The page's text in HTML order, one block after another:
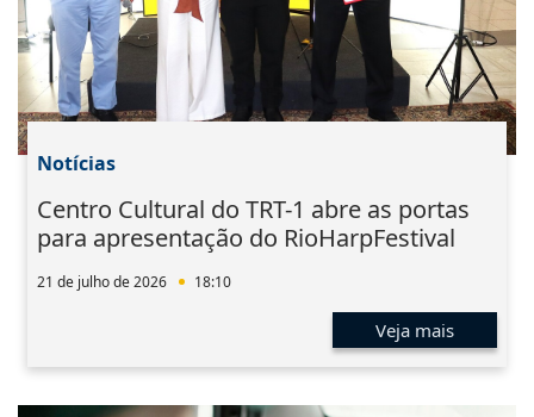
Notícias
Centro Cultural do TRT-1 abre as portas
para apresentação do RioHarpFestival
21 de julho de 2026 18:10
Veja mais